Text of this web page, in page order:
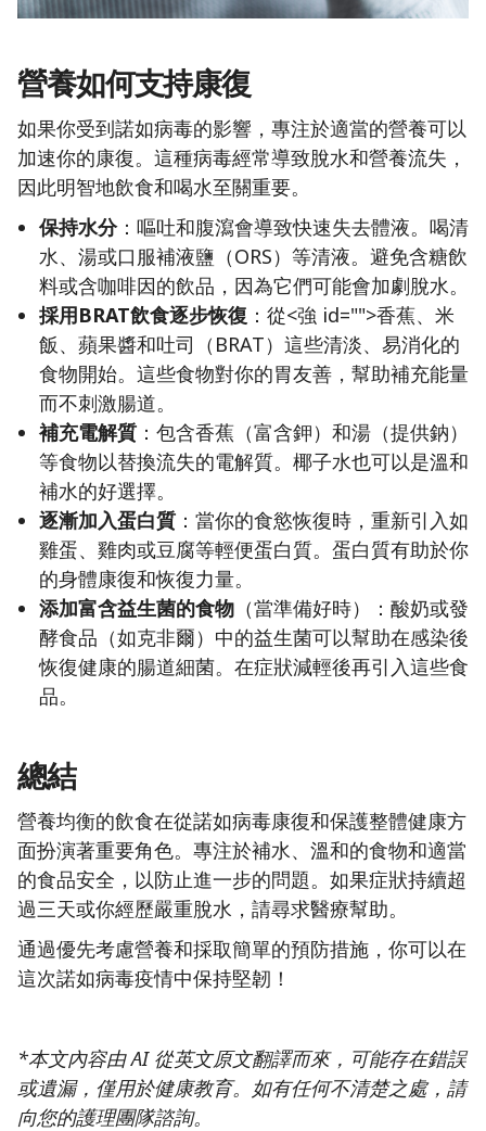
營養如何支持康復
如果你受到諾如病毒的影響，專注於適當的營養可以
加速你的康復。這種病毒經常導致脫水和營養流失，
因此明智地飲食和喝水至關重要。
保持水分：嘔吐和腹瀉會導致快速失去體液。喝清
水、湯或口服補液鹽（ORS）等清液。避免含糖飲
料或含咖啡因的飲品，因為它們可能會加劇脫水。
採用BRAT飲食逐步恢復 ：從<強 id="">香蕉、米
飯、蘋果醬和吐司（BRAT）這些清淡、易消化的
食物開始。這些食物對你的胃友善，幫助補充能量
而不刺激腸道。
補充電解質 ：包含香蕉（富含鉀）和湯（提供鈉）
等食物以替換流失的電解質。椰子水也可以是溫和
補水的好選擇。
逐漸加入蛋白質 ：當你的食慾恢復時，重新引入如
雞蛋、雞肉或豆腐等輕便蛋白質。蛋白質有助於你
的身體康復和恢復力量。
添加富含益生菌的食物 （當準備好時）：酸奶或發
酵食品（如克非爾）中的益生菌可以幫助在感染後
恢復健康的腸道細菌。在症狀減輕後再引入這些食
品。
總結
營養均衡的飲食在從諾如病毒康復和保護整體健康方
面扮演著重要角色。專注於補水、溫和的食物和適當
的食品安全，以防止進一步的問題。如果症狀持續超
過三天或你經歷嚴重脫水，請尋求醫療幫助。
通過優先考慮營養和採取簡單的預防措施，你可以在
這次諾如病毒疫情中保持堅韌！
*本文內容由 AI 從英文原文翻譯而來，可能存在錯誤
或遺漏，僅用於健康教育。如有任何不清楚之處，請
向您的護理團隊諮詢。